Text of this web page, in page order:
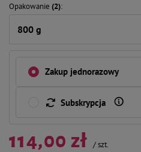
Opakowanie (2)
800 g
Zakup jednorazowy
Subskrypcja
114,00 zł /szt.